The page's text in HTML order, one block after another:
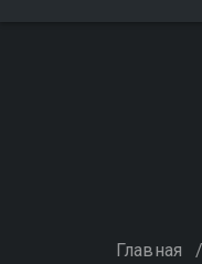
Главная /